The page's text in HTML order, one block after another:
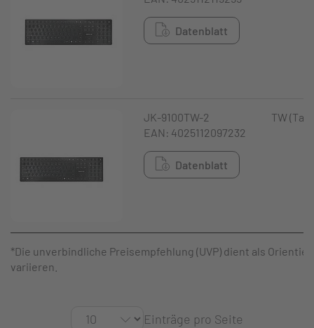
Datenblatt
JK-9100TW-2
EAN: 4025112097232
Datenblatt
TW
*Die unverbindliche Preisempfehlung (UVP) dient als
variieren.
Einträge pro Seite